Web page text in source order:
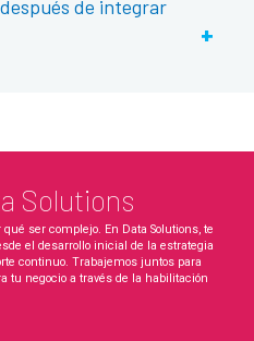
de integrar
+
Solutions
ser complejo. En Data Solutions, te
el desarrollo inicial de la estrategia
continuo. Trabajemos juntos para
tu negocio a través de la habilitación